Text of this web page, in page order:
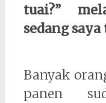
tuai?”
sedang
Banyak
panen